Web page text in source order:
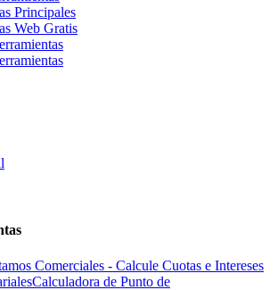
Principales
Web Gratis
Comerciales - Calcule Cuotas e Intereses
Calculadora de Punto de